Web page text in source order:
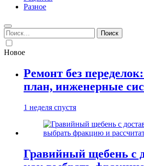
Разное
Найти:
Новое
Ремонт без
план, инженерные
1 неделя спустя
Гравийный щебень с